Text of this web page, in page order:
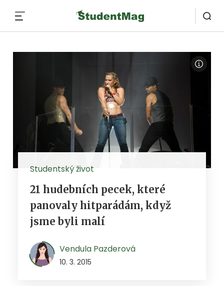
Studentský život
21 hudebních pecek, které
panovaly hitparádám, když
jsme byli malí
Vendula Pazderová
10. 3. 2015